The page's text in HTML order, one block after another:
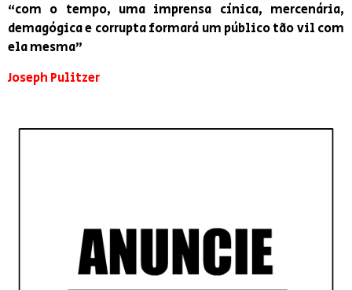
“com o tempo, uma imprensa cínica, mercenária,
demagógica e corrupta formará um público tão vil com
ela mesma”
Joseph Pulitzer